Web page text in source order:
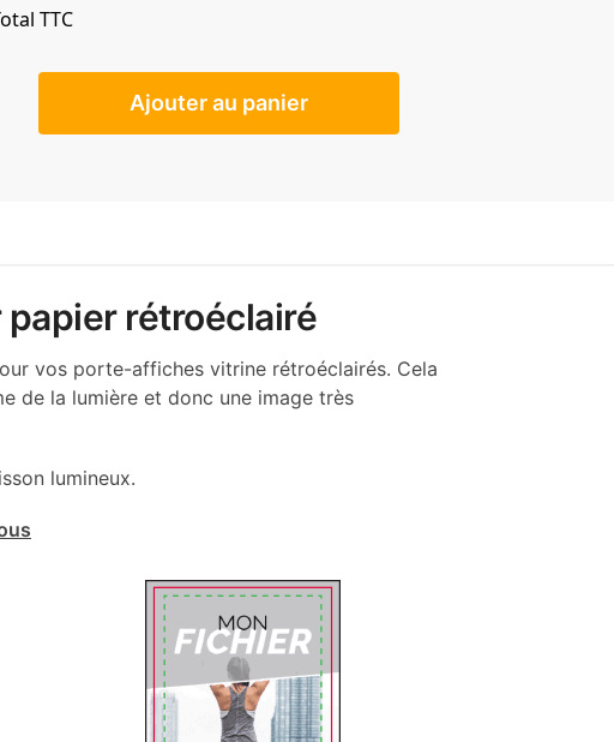
TTC
Ajouter au panier
papier rétroéclairé
vos porte-affiches vitrine rétroéclairés. Cela
de la lumière et donc une image très
lumineux.